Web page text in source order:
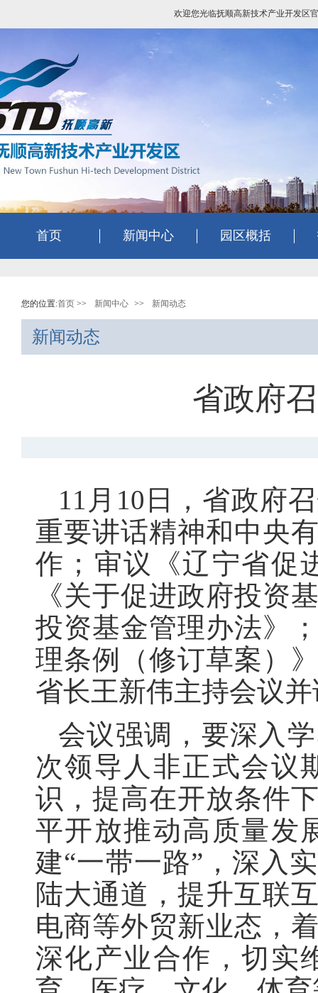
欢迎您光临抚顺高新技术产业开发区
首页 新闻中心 园区概括
您的位置:首页 >> 新闻中心 >> 新闻动态
新闻动态
省政府
11月10日，省政府
重要讲话精神和中央
作；审议《辽宁省促
《关于促进政府投资
投资基金管理办法》
理条例（修订草案）
省长王新伟主持会议
会议强调，要深入
次领导人非正式会议
识，提高在开放条件
平开放推动高质量发
建“一带一路”，深入
陆大通道，提升互联
电商等外贸新业态，
深化产业合作，切实